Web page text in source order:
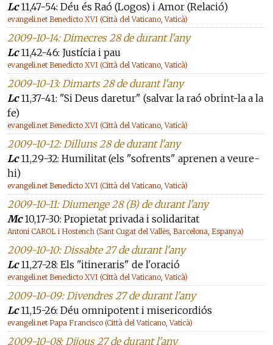
Lc11,47-54: Déu és Raó (Logos) i Amor (Relació)
evangeli.net Benedicto XVI (Città del Vaticano, Vaticà)
2009-10-14: Dimecres 28 de durant l'any
Lc11,42-46: Justícia i pau
evangeli.net Benedicto XVI (Città del Vaticano, Vaticà)
2009-10-13: Dimarts 28 de durant l'any
Lc11,37-41: "Si Deus daretur" (salvar la raó obrint-la a la
fe)
evangeli.net Benedicto XVI (Città del Vaticano, Vaticà)
2009-10-12: Dilluns 28 de durant l'any
Lc11,29-32: Humilitat (els "sofrents" aprenen a veure-
hi)
evangeli.net Benedicto XVI (Città del Vaticano, Vaticà)
2009-10-11: Diumenge 28 (B) de durant l'any
Mc10,17-30: Propietat privada i solidaritat
Antoni CAROL i Hostench (Sant Cugat del Vallès, Barcelona, Espanya)
2009-10-10: Dissabte 27 de durant l'any
Lc11,27-28: Els "itineraris" de l'oració
evangeli.net Benedicto XVI (Città del Vaticano, Vaticà)
2009-10-09: Divendres 27 de durant l'any
Lc11,15-26: Déu omnipotent i misericordiós
evangeli.net Papa Francisco (Città del Vaticano, Vaticà)
2009-10-08: Dijous 27 de durant l'any